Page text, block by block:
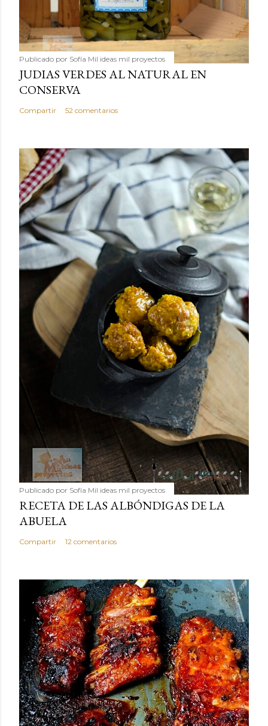
Publicado por Sofía Mil ideas mil proyectos
JUDIAS VERDES AL NATURAL EN
CONSERVA
Compartir 52 comentarios
Publicado por Sofía Mil ideas mil proyectos
RECETA DE LAS ALBÓNDIGAS DE LA
ABUELA
Compartir 12 comentarios